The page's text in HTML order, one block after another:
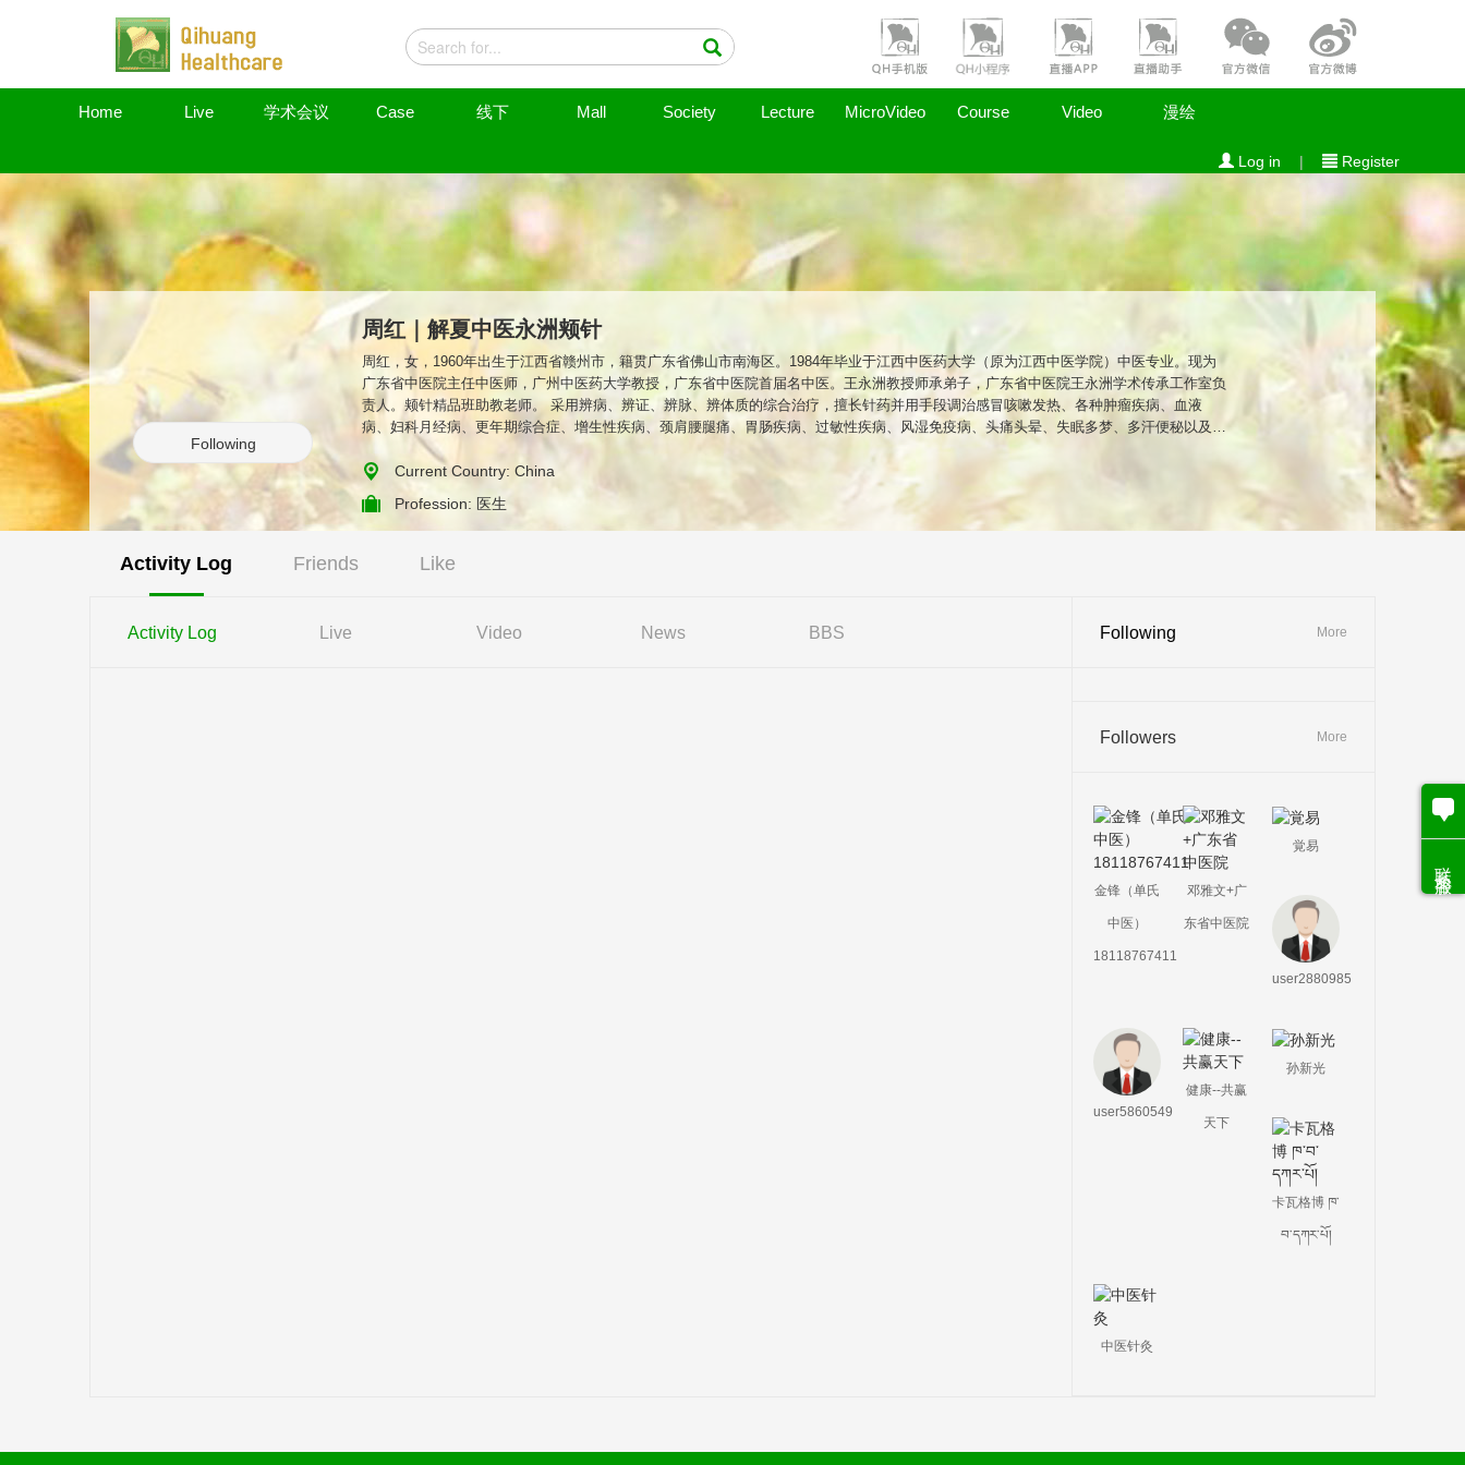
Home Live 学术会议 Case 线下 Mall Society Lecture MicroVideo Course Video 漫绘
Log in | Register
Following
周红｜解夏中医永洲颊针
周红，女，1960年出生于江西省赣州市，籍贯广东省佛山市南海区。1984年毕业于江西中医药大学（原为江西中医学院）中医专业。现为
广东省中医院主任中医师，广州中医药大学教授，广东省中医院首届名中医。王永洲教授师承弟子，广东省中医院王永洲学术传承工作室负
责人。颊针精品班助教老师。 采用辨病、辨证、辨脉、辨体质的综合治疗，擅长针药并用手段调治感冒咳嗽发热、各种肿瘤疾病、血液
病、妇科月经病、更年期综合症、增生性疾病、颈肩腰腿痛、胃肠疾病、过敏性疾病、风湿免疫病、头痛头晕、失眠多梦、多汗便秘以及亚
健康状态。 2017年，周红老师被颊针神奇的疗效所吸引，自己学习颊针的同时，也希望有更多的医生们了解和学习这项优秀的治疗技术。
2018年以来她在广东省中医院组织了十一期颊针沙龙进行技术交流，沙龙规模逐渐扩大至广东全省乃至周边省市，影响了越来越多的医生了
解颊针，学习颊针和使用颊针。2019年3月，在广东省中医...
Current Country: China
Profession: 医生
Activity Log Friends Like
Activity Log Live Video News BBS Following More
Followers More
金锋（单氏
中医）
18118767411
邓雅文+广
东省中医院
覚易
user2880985
user5860549
健康--共赢
天下
孙新光
卡瓦格博 ཁ་
བ་དཀར་པོ།
中医针灸